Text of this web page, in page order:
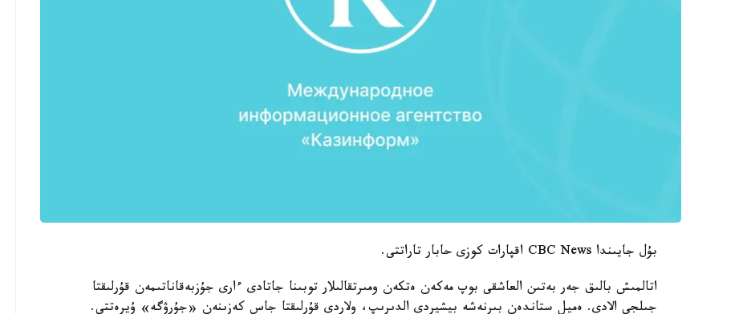
بۇل جايىندا CBC News اقپارات كوزى حابار تاراتتى.
اتالمىش بالىق جەر بەتىن العاشقى بوپ مەكەن ەتكەن ومىرتقالىلار توبىنا جاتادى ءارى جۇزبەقاناتىمەن قۇرلىقتا
جىلجي الادى. ەميل ستاندەن بىرنەشە بيشيردى الدىرىپ، ولاردى قۇرلىقتا جاس كەزىنەن «جۇرۋگە» ۇيرەتتى.